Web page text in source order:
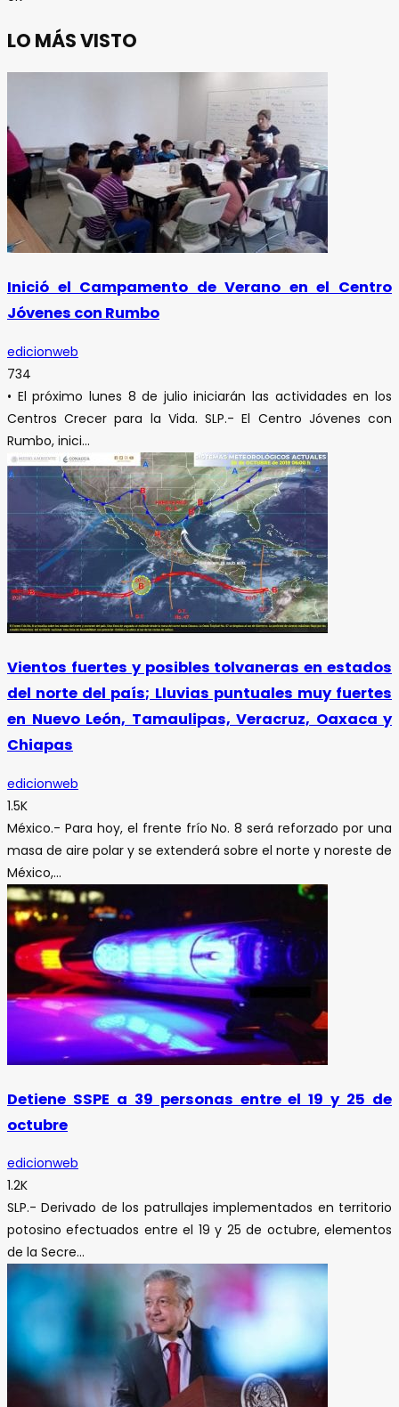
LO MÁS VISTO
Inició el Campamento de Verano en el Centro
Jóvenes con Rumbo
edicionweb
734
• El próximo lunes 8 de julio iniciarán las actividades en los
Centros Crecer para la Vida. SLP.- El Centro Jóvenes con
Rumbo, inici...
Vientos fuertes y posibles tolvaneras en estados
del norte del país; Lluvias puntuales muy fuertes
en Nuevo León, Tamaulipas, Veracruz, Oaxaca y
Chiapas
edicionweb
1.5K
México.- Para hoy, el frente frío No. 8 será reforzado por una
masa de aire polar y se extenderá sobre el norte y noreste de
México,...
Detiene SSPE a 39 personas entre el 19 y 25 de
octubre
edicionweb
1.2K
SLP.- Derivado de los patrullajes implementados en territorio
potosino efectuados entre el 19 y 25 de octubre, elementos
de la Secre...